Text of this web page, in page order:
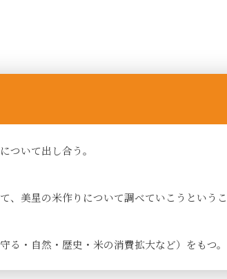
ついて出し合う。
、美星の米作りについて調べていこうという
る・自然・歴史・米の消費拡大など）をもつ。